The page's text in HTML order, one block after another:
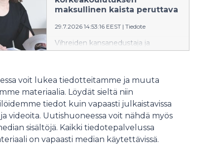
maksullinen kaista peruttava
29.7.2026 14:53:16 EEST | Tiedote
Vihreiden kansanedustaja ja
sivistysvaliokunnan jäsen Mari
opiskelijajärjestöjen laajaa kritiikkiä
esityksestä, joka mahdollistaisi
korkeakoulututkinnon suorittamisen
kokonaan maksullisena avoimessa
korkeakoulussa.
voit lukea tiedotteitamme ja muuta
materiaalia. Löydät sieltä niin
tiedot kuin vapaasti julkaistavissa
videoita. Uutishuoneessa voit nähdä myös
sisältöjä. Kaikki tiedotepalvelussa
on vapaasti median käytettävissä.